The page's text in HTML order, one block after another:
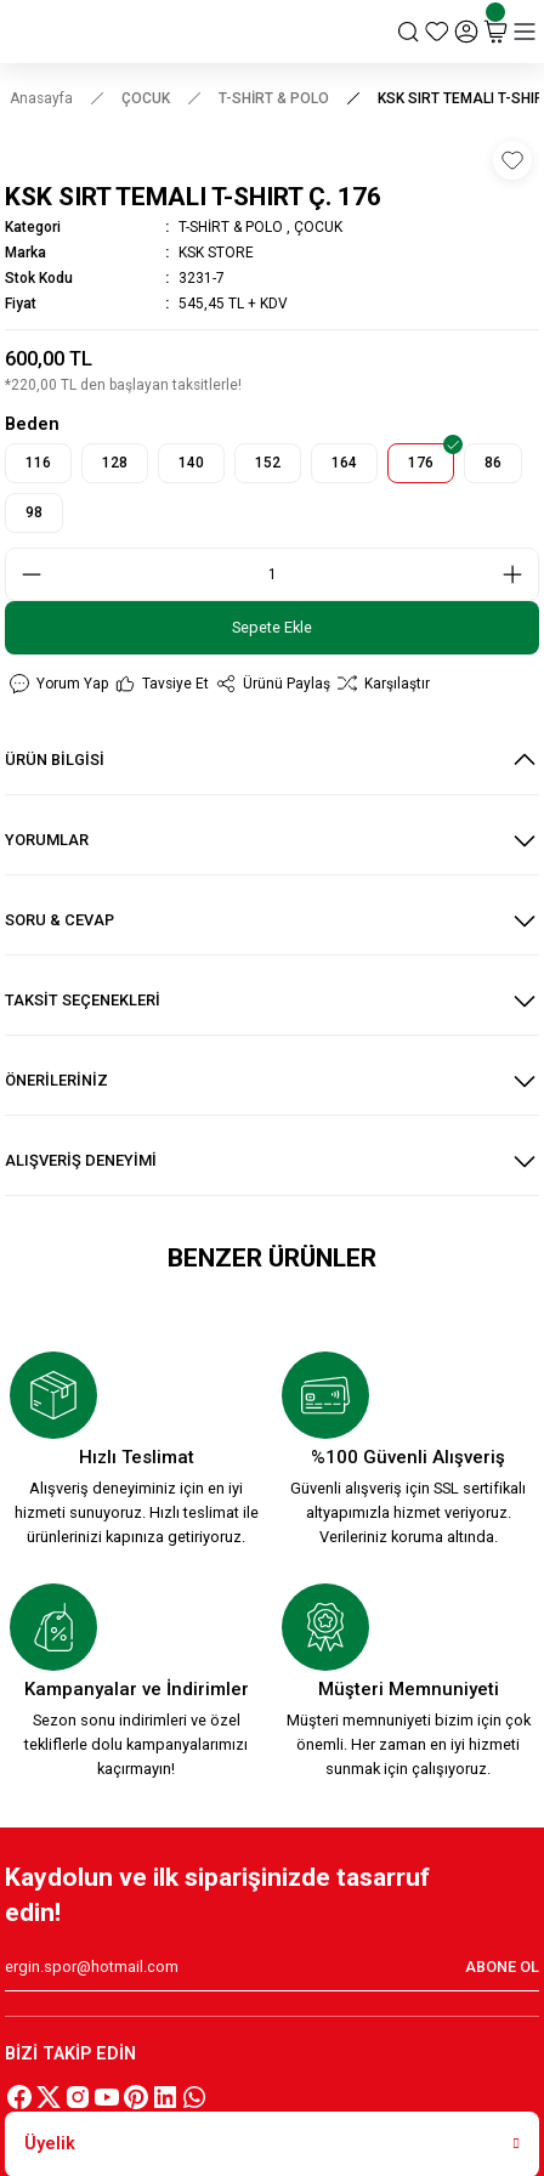
Anasayfa ÇOCUK T-SHİRT & POLO KSK SIRT TEMALI T-
KSK SIRT TEMALI T-SHIRT Ç. 176
Kategori T-SHİRT & POLO
ÇOCUK
Marka
KSK STORE
Stok Kodu
3231-7
Fiyat
545,45 TL + KDV
600,00 TL
*220,00 TL den başlayan taksitlerle!
Beden
116 128 140 152 164 176 86
98
Sepete Ekle
Yorum Yap Tavsiye Et Ürünü Paylaş Karşılaştır
ÜRÜN BİLGİSİ
YORUMLAR
SORU & CEVAP
TAKSİT SEÇENEKLERİ
ÖNERİLERİNİZ
ALIŞVERİŞ DENEYİMİ
BENZER ÜRÜNLER
600,00 TL
KARŞIYAKA EFSANE T-SHİRT Ç.
600,00 TL
YEŞİL KIRMIZI EFSANE POLO T-SHIRT Ç.
800,00 TL
KIRMIZI POLO YAKA Ç. YEŞİL POLO YAKA Ç.
600,00 TL
Hızlı Teslimat
Alışveriş deneyiminiz için en iyi
hizmeti sunuyoruz. Hızlı teslimat ile
ürünlerinizi kapınıza getiriyoruz.
%100 Güvenli Alışveriş
Güvenli alışveriş için SSL sertifikalı
altyapımızla hizmet veriyoruz.
Verileriniz koruma altında.
Kampanyalar ve İndirimler
Sezon sonu indirimleri ve özel
tekliflerle dolu kampanyalarımızı
kaçırmayın!
Müşteri Memnuniyeti
Müşteri memnuniyeti bizim için çok
önemli. Her zaman en iyi hizmeti
sunmak için çalışıyoruz.
Kaydolun ve ilk siparişinizde tasarruf
edin!
ABONE OL
BİZİ TAKİP EDİN
Üyelik